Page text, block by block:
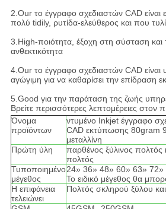
2.Our το έγγραφο σχεδιαστών CAD είναι
πολύ tidily, ρυτίδα-ελεύθερος και που
3.High-ποιότητα, έξοχη στη σύσταση και
ανθεκτικότητα
4.Our το έγγραφο σχεδιαστών CAD είναι
αγώγιμη για να καθαρίσει την επίδραση
5.Good για την παράταση της ζωής
Βρείτε περισσότερες λεπτομέρειες στον
Όνομα
προϊόντων
ντυμένο Inkjet έγγραφο
CAD εκτύπωσης 80gram
μεταλλίνη
Πρώτη ύλη
παρθένος ξύλινος
πολτός
Τυποποιημένο
μέγεθος
24» 36» 48» 60» 63» 72»
Το ειδικό μέγεθος θα
Η επιφάνεια
τελειώνει
Πολτός σκληρού ξύλου